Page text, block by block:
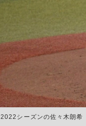
2022シーズンの佐々木朗